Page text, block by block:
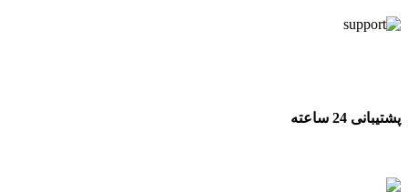
پشتیبانی 24 ساعته